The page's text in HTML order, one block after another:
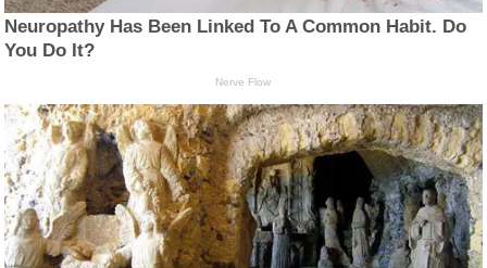
Neuropathy Has Been Linked To A Common Habit. Do
You Do It?
Nerve Flow